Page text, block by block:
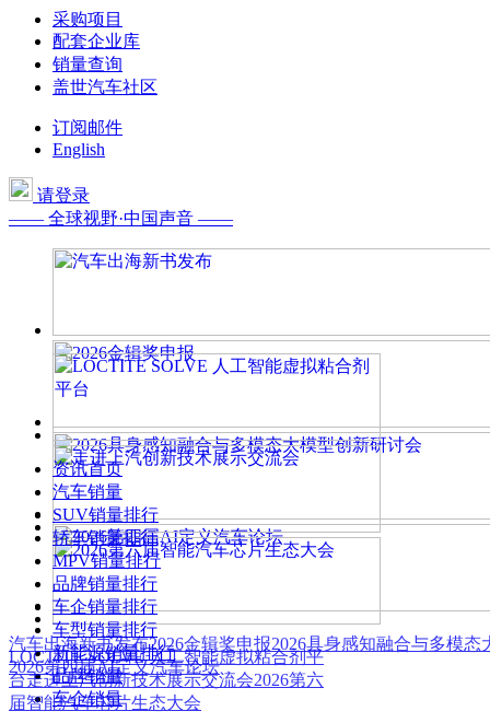
采购项目
配套企业库
销量查询
盖世汽车社区
订阅邮件
English
请登录
—— 全球视野·中国声音 ——
汽车出海新书发布2026金辑奖申报2026具身感知融合与多模态
2026第四届AI定义汽车论坛
LOCTITE SOLVE 人工智能虚拟粘合剂平
台走进上汽创新技术展示交流会2026第六
届智能汽车芯片生态大会
资讯首页
汽车销量
SUV销量排行
轿车销量排行
MPV销量排行
品牌销量排行
车企销量排行
车型销量排行
新能源销量排行
品牌销量
车企销量